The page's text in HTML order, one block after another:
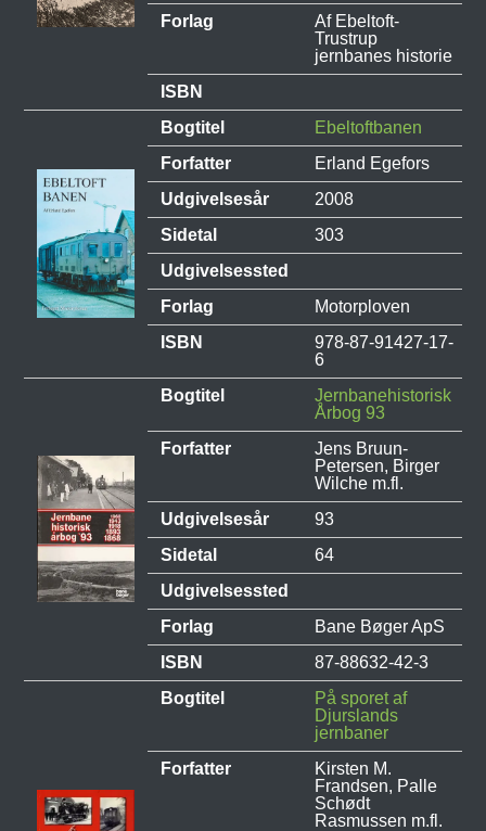
Forlag
Af Ebeltoft-
Trustrup
jernbanes historie
ISBN
Bogtitel
Ebeltoftbanen
Forfatter
Erland Egefors
Udgivelsesår
2008
Sidetal
303
Udgivelsessted
Forlag
Motorploven
ISBN
978-87-91427-17-
6
Bogtitel
Jernbanehistorisk
Årbog 93
Forfatter
Jens Bruun-
Petersen, Birger
Wilche m.fl.
Udgivelsesår
93
Sidetal
64
Udgivelsessted
Forlag
Bane Bøger ApS
ISBN
87-88632-42-3
Bogtitel
På sporet af
Djurslands
jernbaner
Forfatter
Kirsten M.
Frandsen, Palle
Schødt
Rasmussen m.fl.